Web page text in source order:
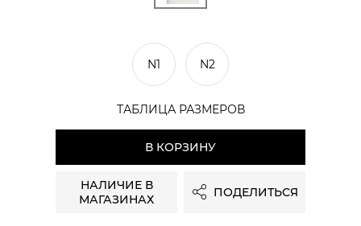
N1 N2
ТАБЛИЦА РАЗМЕРОВ
В КОРЗИНУ
НАЛИЧИЕ В
МАГАЗИНАХ
ПОДЕЛИТЬСЯ